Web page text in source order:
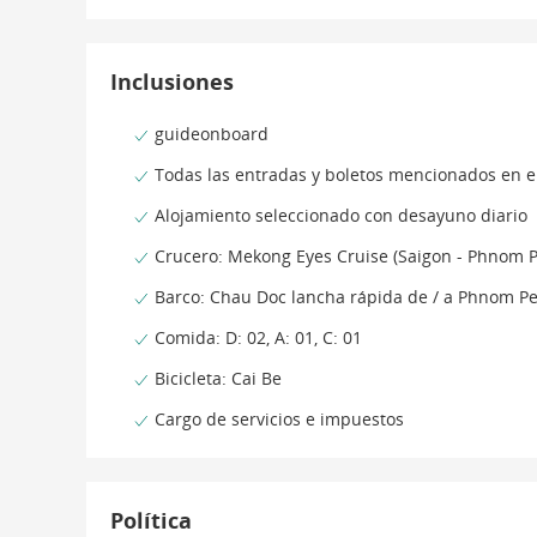
Inclusiones
guideonboard
Todas las entradas y boletos mencionados en
Alojamiento seleccionado con desayuno diario
Crucero: Mekong Eyes Cruise (Saigon - Phnom
Barco: Chau Doc lancha rápida de / a Phnom
Comida: D: 02, A: 01, C: 01
Bicicleta: Cai Be
Cargo de servicios e impuestos
Política